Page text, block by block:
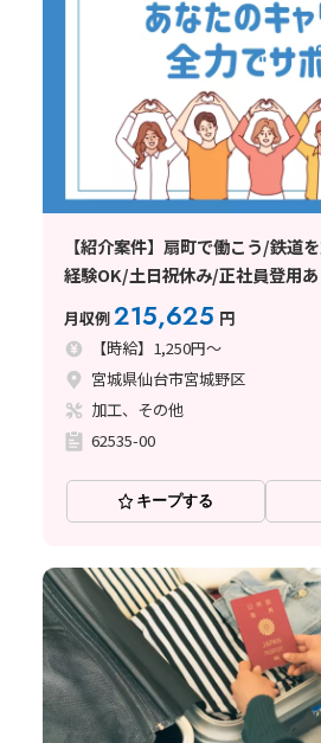
【紹介案件】扇町で働こう/鉄道
経験OK/土日祝休み/正社員登用あ
月収例215,625 円
【時給】1,250円～
宮城県仙台市宮城野区
加工、その他
62535-00
キープする